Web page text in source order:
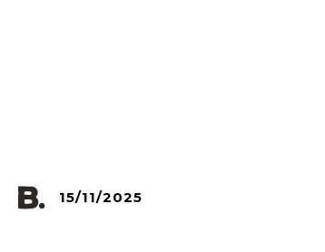
15/11/2025